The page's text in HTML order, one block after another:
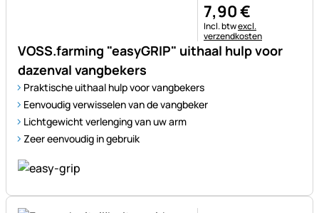
VOSS.farming "easyGRIP" uithaal hulp voor
dazenval vangbekers
Praktische uithaal hulp voor vangbekers
Eenvoudig verwisselen van de vangbeker
Lichtgewicht verlenging van uw arm
Zeer eenvoudig in gebruik
7,90€
Belastinginformatie:
Incl. btwexcl.
verzendkosten